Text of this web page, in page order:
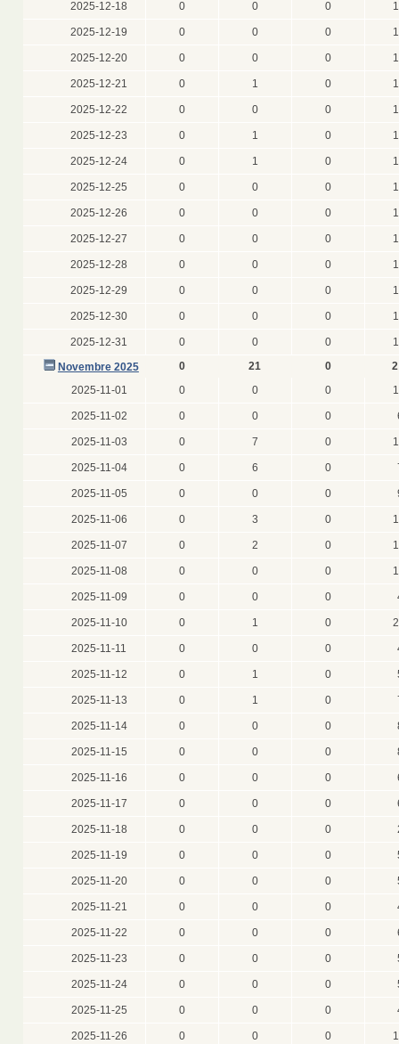
2025-12-18 0 0 0
2025-12-19 0 0 0
2025-12-20 0 0 0
2025-12-21 0 1 0
2025-12-22 0 0 0
2025-12-23 0 1 0
2025-12-24 0 1 0
2025-12-25 0 0 0
2025-12-26 0 0 0
2025-12-27 0 0 0
2025-12-28 0 0 0
2025-12-29 0 0 0
2025-12-30 0 0 0
2025-12-31 0 0 0
Novembre 2025
0 21 0
2025-11-01
0 0 0
2025-11-02 0 0 0
2025-11-03 0 7 0
2025-11-04 0 6 0
2025-11-05 0 0 0
2025-11-06 0 3 0
2025-11-07 0 2 0
2025-11-08 0 0 0
2025-11-09 0 0 0
2025-11-10 0 1 0
2025-11-11 0 0 0
2025-11-12 0 1 0
2025-11-13 0 1 0
2025-11-14 0 0 0
2025-11-15 0 0 0
2025-11-16 0 0 0
2025-11-17 0 0 0
2025-11-18 0 0 0
2025-11-19 0 0 0
2025-11-20 0 0 0
2025-11-21 0 0 0
2025-11-22 0 0 0
2025-11-23 0 0 0
2025-11-24 0 0 0
2025-11-25 0 0 0
2025-11-26 0 0 0